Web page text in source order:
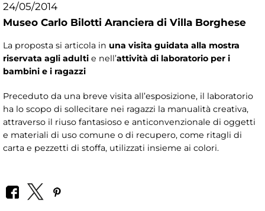
24/05/2014
Museo Carlo Bilotti Aranciera di Villa Borghese
La proposta si articola in una visita guidata alla mostra
riservata agli adulti e nell’attività di laboratorio per i
bambini e i ragazzi
Preceduto da una breve visita all’esposizione, il laboratorio
ha lo scopo di sollecitare nei ragazzi la manualità creativa,
attraverso il riuso fantasioso e anticonvenzionale di oggetti
e materiali di uso comune o di recupero, come ritagli di
carta e pezzetti di stoffa, utilizzati insieme ai colori.